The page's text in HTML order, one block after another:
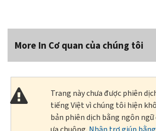
More In Cơ quan của chúng tôi
Trang này chưa được phiên
tiếng Việt vì chúng tôi hiện
bản phiên dịch bằng ngôn ngữ